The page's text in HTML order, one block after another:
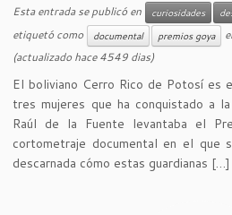
Esta entrada se publicó en curiosidades
etiquetó como
documental premios goya
(actualizado hace 4549 dias)
El boliviano Cerro Rico de Potosí es
tres mujeres que ha conquistado a
Raúl de la Fuente levantaba el
cortometraje documental en el que
descarnada cómo estas guardianas […]